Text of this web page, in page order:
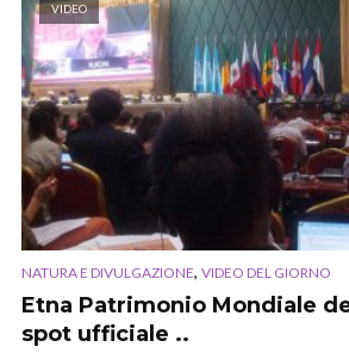
VIDEO
NATURA E DIVULGAZIONE, VIDEO DEL GIORNO
Etna Patrimonio Mondiale
spot ufficiale ..